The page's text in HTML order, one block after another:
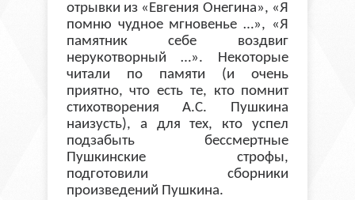
отрывки из «Евгения Онегина», «Я
помню чудное мгновенье …», «Я
памятник себе воздвиг
нерукотворный …». Некоторые
читали по памяти (и очень
приятно, что есть те, кто помнит
стихотворения А.С. Пушкина
наизусть), а для тех, кто успел
подзабыть бессмертные
Пушкинские строфы,
подготовили сборники
произведений Пушкина.